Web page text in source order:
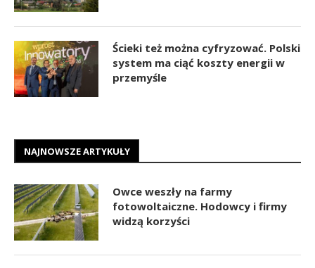
Ścieki też można cyfryzować. Polski
system ma ciąć koszty energii w
przemyśle
NAJNOWSZE ARTYKUŁY
Owce weszły na farmy
fotowoltaiczne. Hodowcy i firmy
widzą korzyści